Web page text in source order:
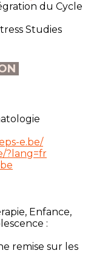
du Cycle
Studies
e.be/
?lang=fr
Enfance,
:
remise sur les